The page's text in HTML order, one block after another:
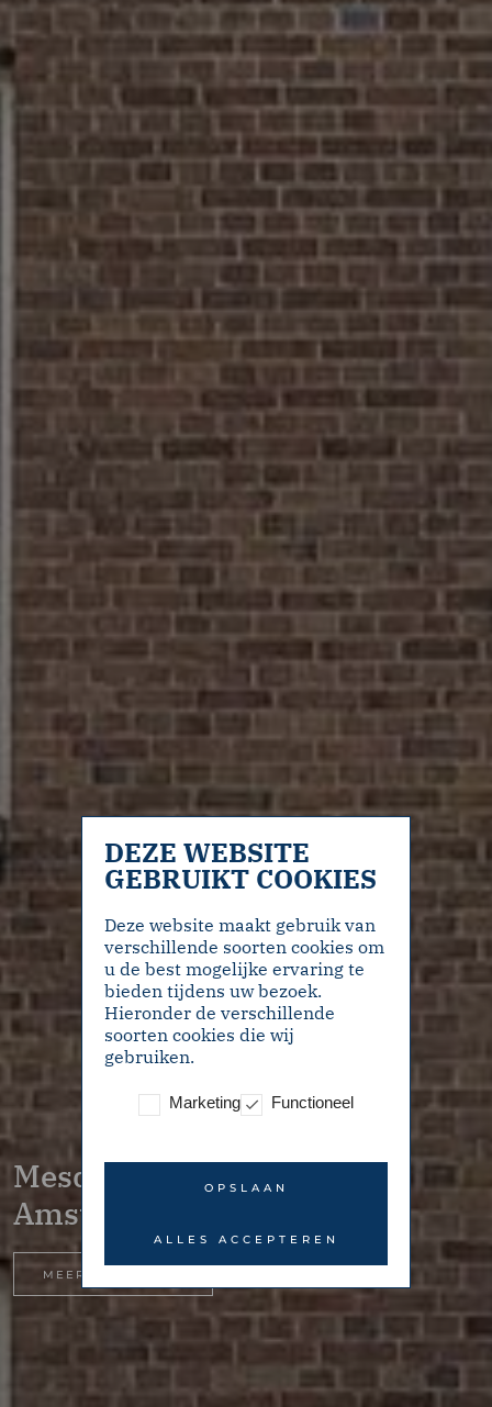
Mesdagstraat 39II –
Amsterdam
MEER INFORMATIE
DEZE WEBSITE
GEBRUIKT COOKIES
Deze website maakt gebruik van
verschillende soorten cookies om
u de best mogelijke ervaring te
bieden tijdens uw bezoek.
Hieronder de verschillende
soorten cookies die wij
gebruiken.
Marketing Functioneel
OPSLAAN
ALLES ACCEPTEREN